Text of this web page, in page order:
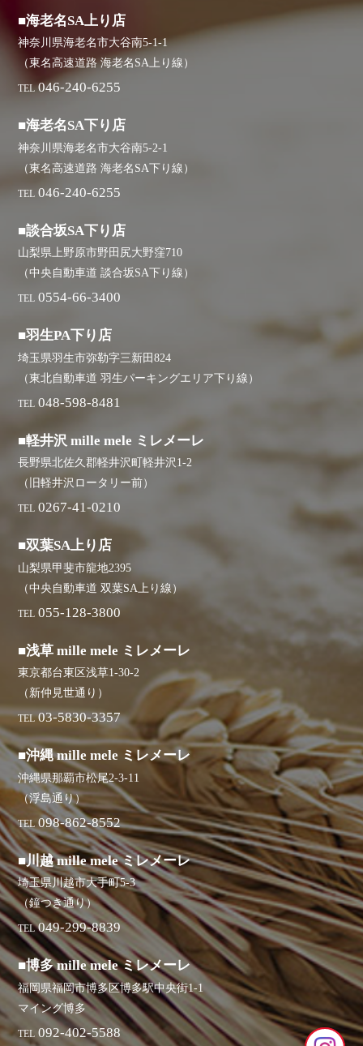
■海老名SA上り店
神奈川県海老名市大谷南5-1-1
（東名高速道路 海老名SA上り線）
TEL 046-240-6255
■海老名SA下り店
神奈川県海老名市大谷南5-2-1
（東名高速道路 海老名SA下り線）
TEL 046-240-6255
■談合坂SA下り店
山梨県上野原市野田尻大野窪710
（中央自動車道 談合坂SA下り線）
TEL 0554-66-3400
■羽生PA下り店
埼玉県羽生市弥勒字三新田824
（東北自動車道 羽生パーキングエリア下り線）
TEL 048-598-8481
■軽井沢 mille mele ミレメーレ
長野県北佐久郡軽井沢町軽井沢1-2
（旧軽井沢ロータリー前）
TEL 0267-41-0210
■双葉SA上り店
山梨県甲斐市龍地2395
（中央自動車道 双葉SA上り線）
TEL 055-128-3800
■浅草 mille mele ミレメーレ
東京都台東区浅草1-30-2
（新仲見世通り）
TEL 03-5830-3357
■沖縄 mille mele ミレメーレ
沖縄県那覇市松尾2-3-11
（浮島通り）
TEL 098-862-8552
■川越 mille mele ミレメーレ
埼玉県川越市大手町5-3
（鐘つき通り）
TEL 049-299-8839
■博多 mille mele ミレメーレ
福岡県福岡市博多区博多駅中央街1-1
マイング博多
TEL 092-402-5588